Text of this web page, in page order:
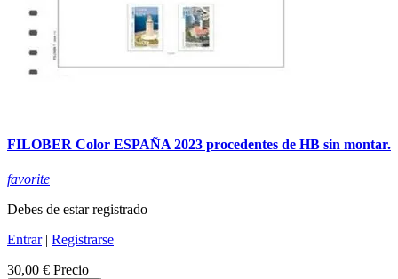
FILOBER Color ESPAÑA 2023 procedentes de HB sin montar.
favorite
Debes de estar registrado
Entrar| Registrarse
30,00 € Precio